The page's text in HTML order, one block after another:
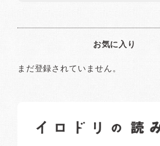
お気に入り
まだ登録されていません。
日常の様子など随時更新中です。